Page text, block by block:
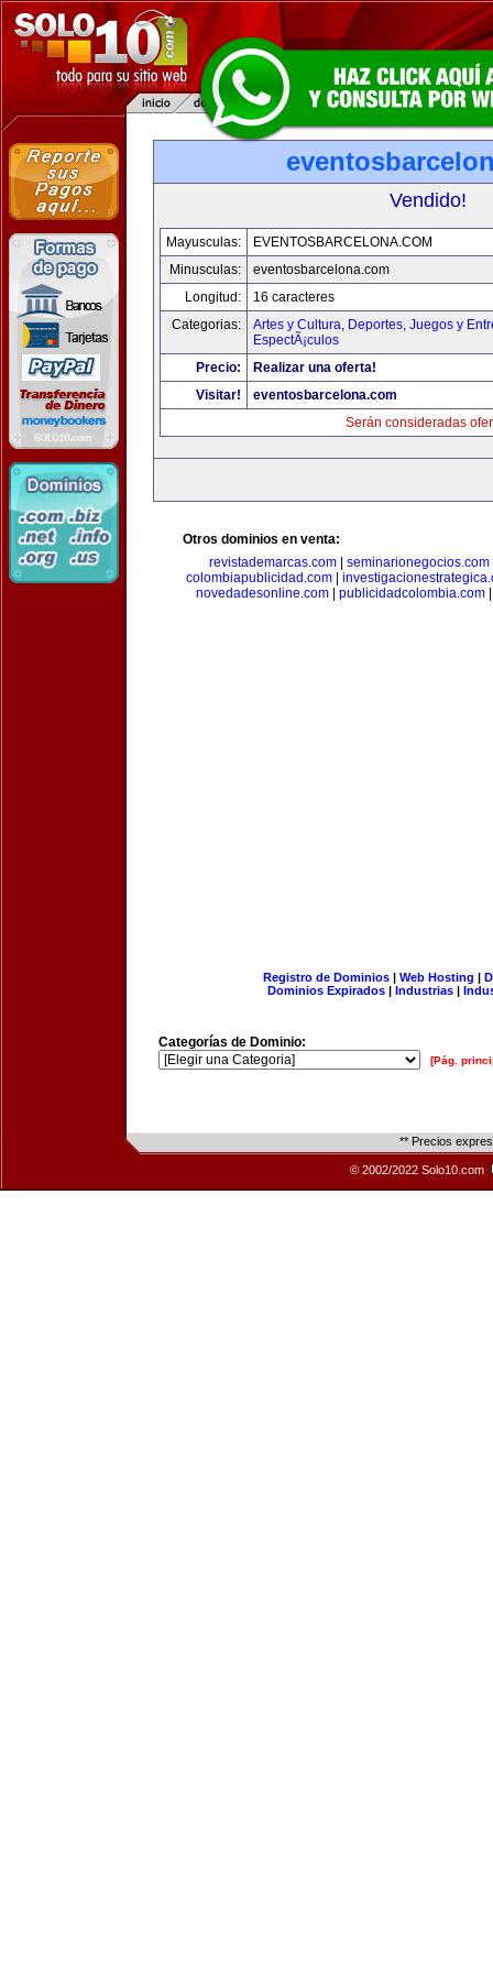
Vendido!
Mayusculas:
EVENTOSBARCELONA.COM
Minusculas:
eventosbarcelona.com
Longitud:
16 caracteres
Categorias:
Artes y Cultura, Deportes, Juegos y
EspectÃ¡culos
Precio:
Realizar una oferta!
Visitar!
eventosbarcelona.com
Serán consideradas
Otros dominios en venta:
revistademarcas.com
seminarionegocios.com
colombiapublicidad.com
novedadesonline.com
publicidadcolombia.com
Registro de Dominios| Web Hosting |
Dominios Expirados | Industrias |
Categorías de Dominio:
[Pág.
** Precios
© 2002/2022 Solo10.com